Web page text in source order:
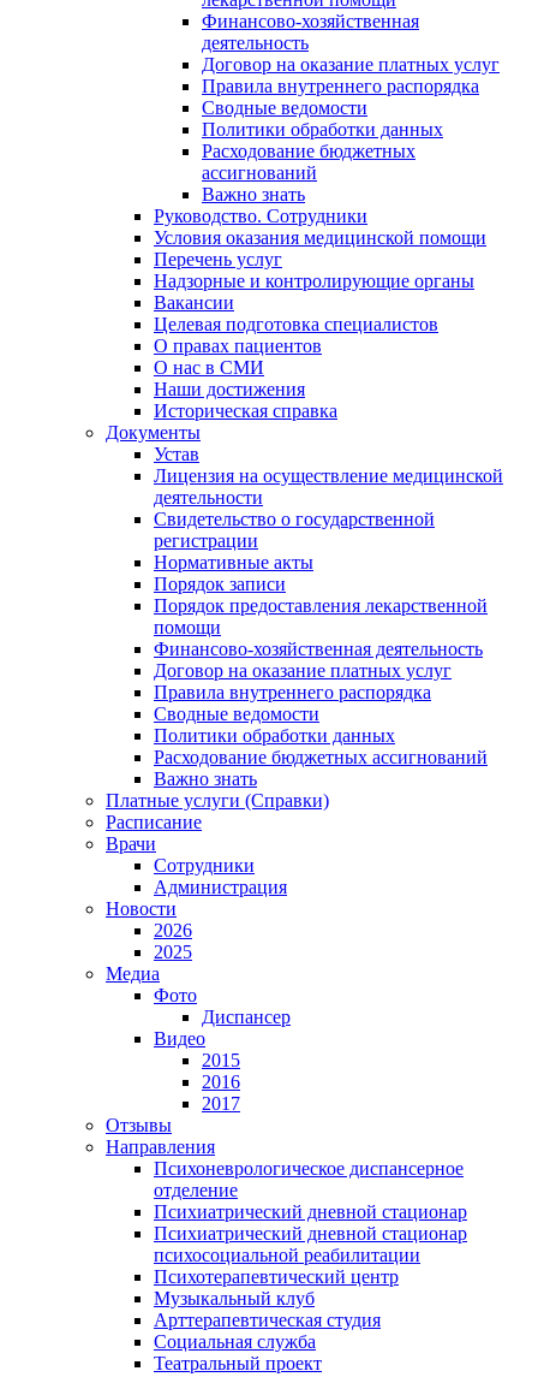
Финансово-хозяйственная
деятельность
Договор на оказание платных услуг
Правила внутреннего распорядка
Сводные ведомости
Политики обработки данных
Расходование бюджетных
ассигнований
Важно знать
Руководство. Сотрудники
Условия оказания медицинской помощи
Перечень услуг
Надзорные и контролирующие органы
Вакансии
Целевая подготовка специалистов
О правах пациентов
О нас в СМИ
Наши достижения
Историческая справка
Документы
Устав
Лицензия на осуществление медицинской
деятельности
Свидетельство о государственной
регистрации
Нормативные акты
Порядок записи
Порядок предоставления лекарственной
помощи
Финансово-хозяйственная деятельность
Договор на оказание платных услуг
Правила внутреннего распорядка
Сводные ведомости
Политики обработки данных
Расходование бюджетных ассигнований
Важно знать
Платные услуги (Справки)
Расписание
Врачи
Сотрудники
Администрация
Новости
2026
2025
Медиа
Фото
Диспансер
Видео
2015
2016
2017
Отзывы
Направления
Психоневрологическое диспансерное
отделение
Психиатрический дневной стационар
Психиатрический дневной стационар
психосоциальной реабилитации
Психотерапевтический центр
Музыкальный клуб
Арттерапевтическая студия
Социальная служба
Театральный проект